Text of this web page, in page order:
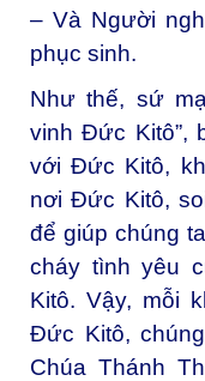
– Và Người
phục sinh.
Như thế, sứ
vinh Đức Kitô”,
với Đức Kitô,
nơi Đức Kitô,
để giúp chúng
cháy tình yêu
Kitô. Vậy, mỗi
Đức Kitô,
Chúa Thánh